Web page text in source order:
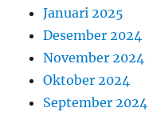
Januari 2025
Desember 2024
November 2024
Oktober 2024
September 2024